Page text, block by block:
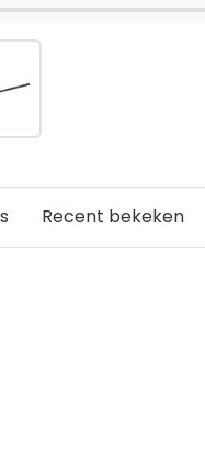
Recent bekeken